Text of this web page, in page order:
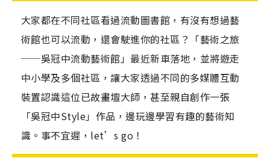
大家都在不同社區看過流動圖書館，有沒有想過藝
術館也可以流動，還會駛進你的社區？「藝術之旅
──吳冠中流動藝術館」最近新車落地，並將遊走
中小學及多個社區，讓大家透過不同的多媒體互動
裝置認識這位已故畫壇大師，甚至親自創作一張
「吳冠中Style」作品，邊玩邊學習有趣的藝術知
識。事不宜遲，let’s go！